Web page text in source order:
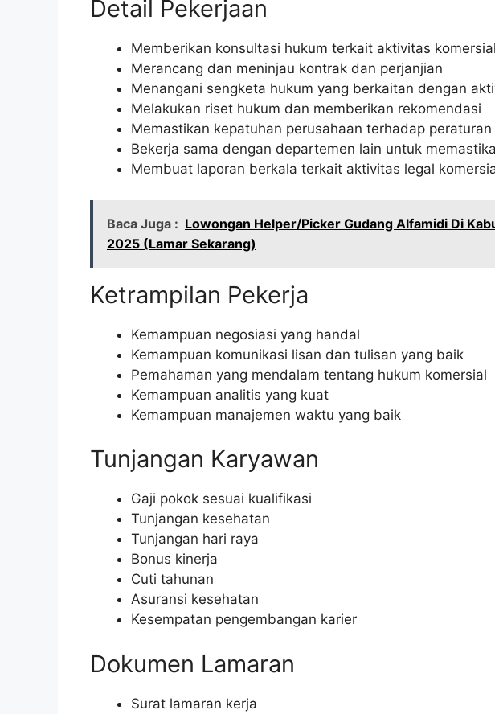
Detail Pekerjaan
Memberikan konsultasi hukum terkait aktivitas
Merancang dan meninjau kontrak dan perjanjian
Menangani sengketa hukum yang berkaitan dengan
Melakukan riset hukum dan memberikan rekomendasi
Memastikan kepatuhan perusahaan terhadap
Bekerja sama dengan departemen lain untuk
Membuat laporan berkala terkait aktivitas legal
Baca Juga : Lowongan Helper/Picker Gudang Alfamidi Di
2025 (Lamar Sekarang)
Ketrampilan Pekerja
Kemampuan negosiasi yang handal
Kemampuan komunikasi lisan dan tulisan yang baik
Pemahaman yang mendalam tentang hukum komersial
Kemampuan analitis yang kuat
Kemampuan manajemen waktu yang baik
Tunjangan Karyawan
Gaji pokok sesuai kualifikasi
Tunjangan kesehatan
Tunjangan hari raya
Bonus kinerja
Cuti tahunan
Asuransi kesehatan
Kesempatan pengembangan karier
Dokumen Lamaran
Surat lamaran kerja